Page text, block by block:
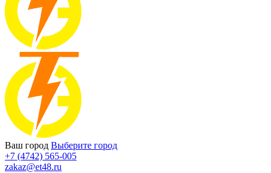
Ваш город Выберите город
+7 (4742) 565-005
zakaz@et48.ru